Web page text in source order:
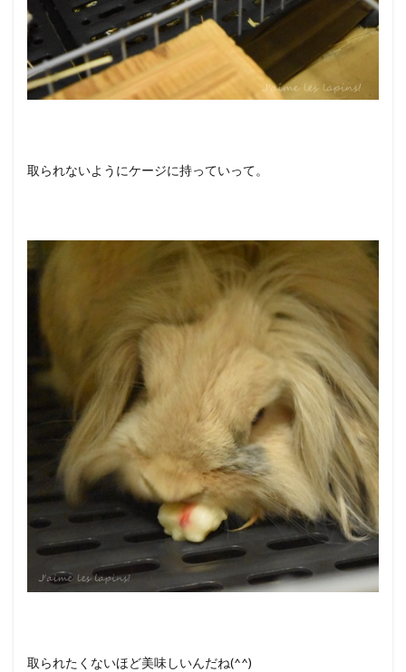
取られないようにケージに持っていって。
取られたくないほど美味しいんだね(^^)